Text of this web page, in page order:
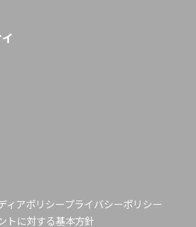
ィアポリシープライバシーポリシー
トに対する基本方針